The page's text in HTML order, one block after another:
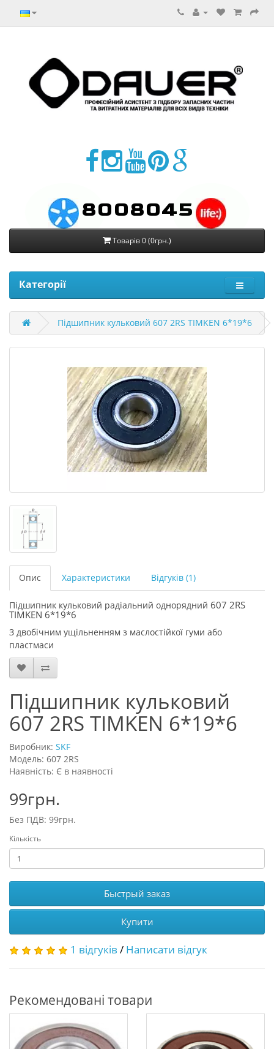
8008045
Товарів 0 (0грн.)
Категорії
Підшипник кульковий 607 2RS TIMKEN 6*19*6
Опис Характеристики Відгуків (1)
Підшипник кульковий радіальний однорядний 607 2RS
TIMKEN 6*19*6
З двобічним ущільненням з маслостійкої гуми або
пластмаси
Підшипник кульковий
607 2RS TIMKEN 6*19*6
Виробник: SKF
Модель: 607 2RS
Наявність: Є в наявності
99грн.
Без ПДВ: 99грн.
Кількість
Быстрый заказ
Купити
1 відгуків / Написати відгук
Рекомендовані товари